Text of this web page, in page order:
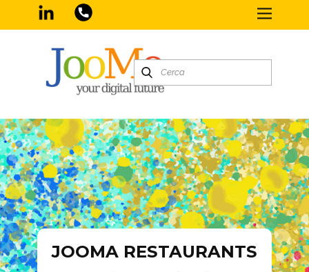
JOOMA RESTAURANTS